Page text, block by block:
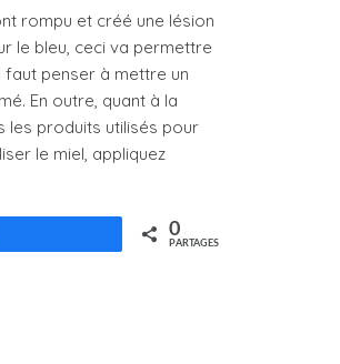
rompu et créé une lésion
le bleu, ceci va permettre
faut penser à mettre un
En outre, quant à la
les produits utilisés pour
le miel, appliquez
0
PARTAGES